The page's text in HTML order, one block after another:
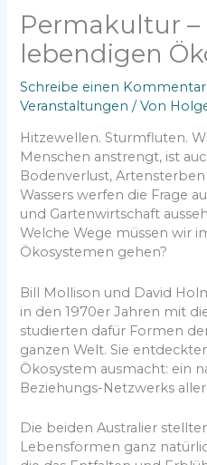
Permakultur –
lebendigen
Schreibe einen Kommentar
Veranstaltungen / Von
Hitzewellen. Sturmfluten.
Menschen anstrengt, ist
Bodenverlust,
Wassers werfen die Frage
und Gartenwirtschaft
Welche Wege müssen wir
Ökosystemen gehen?
Bill Mollison und David
in den 1970er Jahren mit
studierten dafür Formen
ganzen Welt. Sie
Ökosystem ausmacht: ein
Beziehungs-Netzwerks
Die beiden Australier
Lebensformen ganz